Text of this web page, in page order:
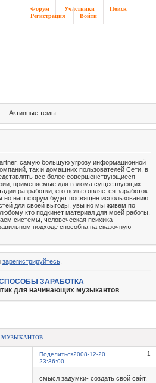
Форум Участники
Поиск
Регистрация
Войти
Активные темы
самую большую угрозу информационной
так и домашних пользователей Сети, в
все более совершенствующиеся
применяемые для взлома существующих
разработки, его целью является заработок
но наш форум будет посвящен использованию
для своей выгоды, увы но мы живем по
кто подкинет материал для моей работы,
системы, человеческая психика
подходе способна на сказочную
зарегистрируйтесь.
ЗАРАБОТКА
для начинающих музыкантов
Поделиться 1
2008-12-20
23:36:00
смысл задумки- создать свой сайт,